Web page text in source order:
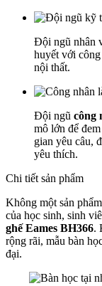
Đội ngũ nhân
huyết với
nội thất.
Đội ngũ công
mô lớn để
gian yêu câu,
yêu thích.
Chi tiết sản phẩm
Không một sản
của học sinh, sinh
ghế Eames BH366.
rộng rãi, mẫu bàn
đại.